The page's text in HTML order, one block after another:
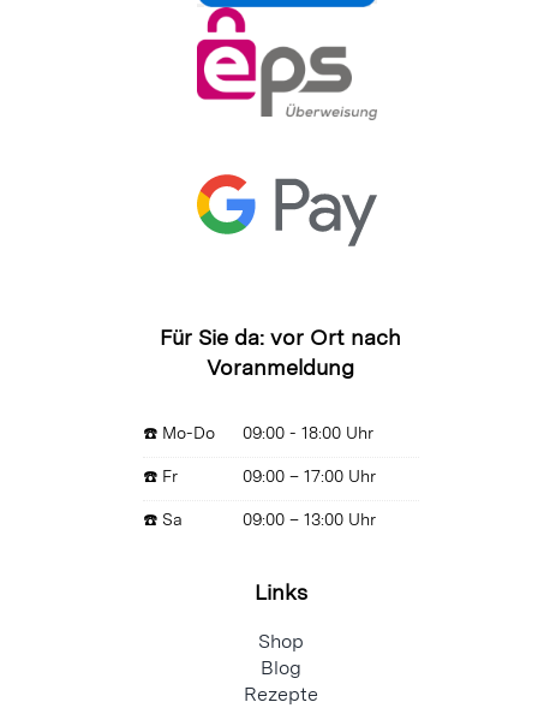
Für Sie da: vor Ort nach
Voranmeldung
☎️ Mo-Do 09:00 - 18:00 Uhr
☎️ Fr 09:00 – 17:00 Uhr
☎️ Sa 09:00 – 13:00 Uhr
Links
Shop
Blog
Rezepte